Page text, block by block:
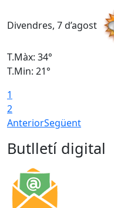
Divendres, 7 d’agost
T.Màx: 34°
T.Min: 21°
1
2
AnteriorSegüent
Butlletí digital